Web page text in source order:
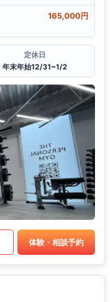
165,000円
定休日
年末年始12/31~1/2
体験・相談予約